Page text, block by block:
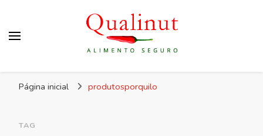
dos alimentos e rotulagem.
Página inicial produtosporquilo
TAG